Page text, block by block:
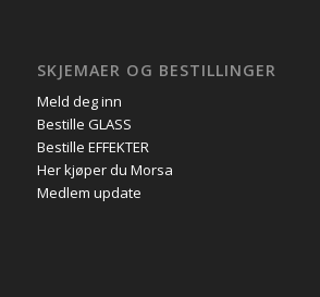
SKJEMAER OG BESTILLINGER
Meld deg inn
Bestille GLASS
Bestille EFFEKTER
Her kjøper du Morsa
Medlem update